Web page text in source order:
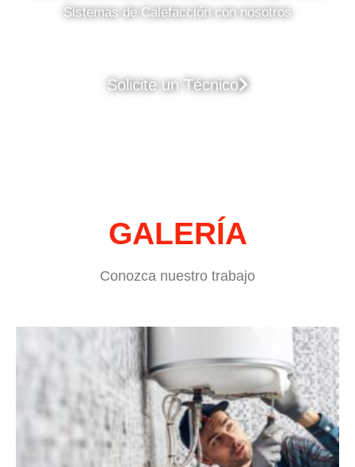
Sistemas de Calefacción con nosotros
Solicite un Técnico
GALERÍA
Conozca nuestro trabajo